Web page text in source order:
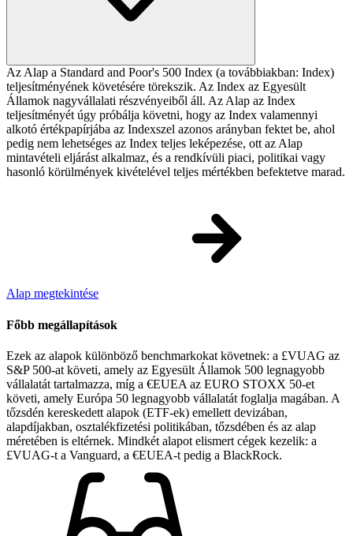
Az Alap a Standard and Poor's 500 Index (a továbbiakban: Index)
teljesítményének követésére törekszik. Az Index az Egyesült
Államok nagyvállalati részvényeiből áll. Az Alap az Index
teljesítményét úgy próbálja követni, hogy az Index valamennyi
alkotó értékpapírjába az Indexszel azonos arányban fektet be, ahol
pedig nem lehetséges az Index teljes leképezése, ott az Alap
mintavételi eljárást alkalmaz, és a rendkívüli piaci, politikai vagy
hasonló körülmények kivételével teljes mértékben befektetve marad.
Alap megtekintése
Főbb megállapítások
Ezek az alapok különböző benchmarkokat követnek: a £VUAG az
S&P 500-at követi, amely az Egyesült Államok 500 legnagyobb
vállalatát tartalmazza, míg a €EUEA az EURO STOXX 50-et
követi, amely Európa 50 legnagyobb vállalatát foglalja magában. A
tőzsdén kereskedett alapok (ETF-ek) emellett devizában,
alapdíjakban, osztalékfizetési politikában, tőzsdében és az alap
méretében is eltérnek. Mindkét alapot elismert cégek kezelik: a
£VUAG-t a Vanguard, a €EUEA-t pedig a BlackRock.